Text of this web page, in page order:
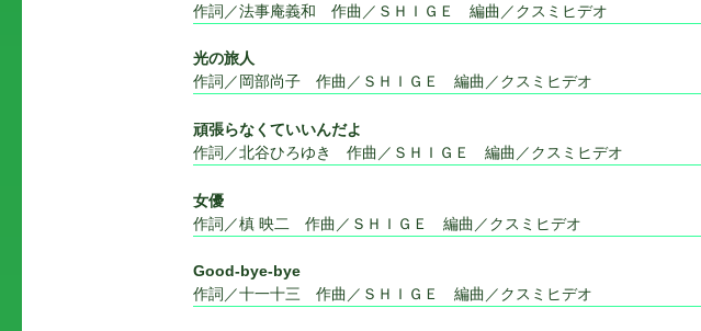
作詞／法事庵義和 作曲／ＳＨＩＧＥ 編曲／クスミヒデオ
光の旅人
作詞／岡部尚子 作曲／ＳＨＩＧＥ 編曲／クスミヒデオ
頑張らなくていいんだよ
作詞／北谷ひろゆき 作曲／ＳＨＩＧＥ 編曲／クスミヒデオ
女優
作詞／槙 映二 作曲／ＳＨＩＧＥ 編曲／クスミヒデオ
Good-bye-bye
作詞／十一十三 作曲／ＳＨＩＧＥ 編曲／クスミヒデオ